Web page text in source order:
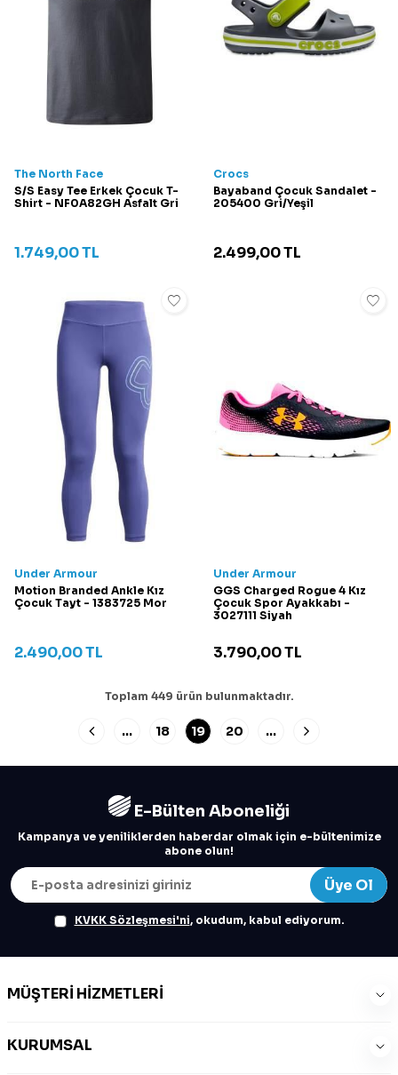
The North Face
S/S Easy Tee Erkek Çocuk T-
Shirt - NF0A82GH Asfalt Gri
1.749,00TL
Crocs
Bayaband Çocuk Sandalet -
205400 Gri/Yeşil
2.499,00TL
Under Armour
Motion Branded Ankle Kız
Çocuk Tayt - 1383725 Mor
2.490,00TL
Under Armour
GGS Charged Rogue 4 Kız
Çocuk Spor Ayakkabı -
3027111 Siyah
3.790,00TL
Toplam 449 ürün bulunmaktadır.
… 18 19 20 …
E-Bülten Aboneliği
Kampanya ve yeniliklerden haberdar olmak için e-bültenimize
abone olun!
Üye Ol
KVKK Sözleşmesi'ni, okudum, kabul ediyorum.
MÜŞTERI HIZMETLERI
KURUMSAL